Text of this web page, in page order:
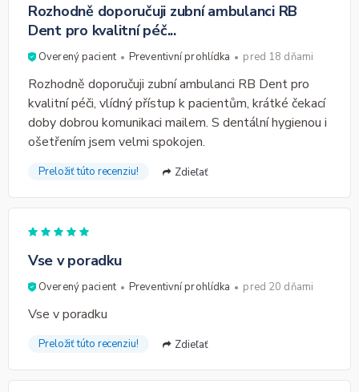
Rozhodně doporučuji zubní ambulanci RB
Dent pro kvalitní péč...
Overený pacient Preventivní prohlídka pred 18 dňami
Rozhodně doporučuji zubní ambulanci RB Dent pro
kvalitní péči, vlídný přístup k pacientům, krátké čekací
doby dobrou komunikaci mailem. S dentální hygienou i
ošetřením jsem velmi spokojen.
Preložiť túto recenziu! Zdieľať
Vse v poradku
Overený pacient Preventivní prohlídka pred 20 dňami
Vse v poradku
Preložiť túto recenziu! Zdieľať